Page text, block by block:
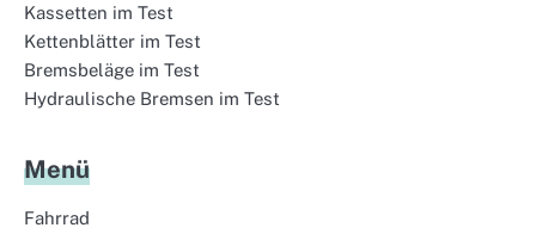
Kassetten im Test
Kettenblätter im Test
Bremsbeläge im Test
Hydraulische Bremsen im Test
Menü
Fahrrad